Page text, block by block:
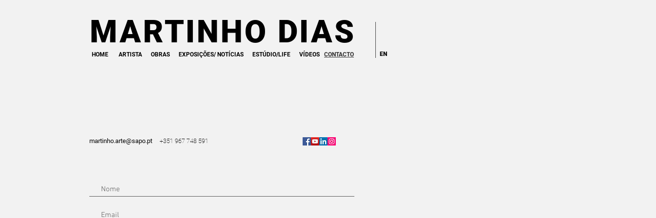
MARTINHO DIAS
HOME ARTISTA OBRAS EXPOSIÇÕES/ NOTÍCIAS ESTÚDIO/LIFE VÍDEOS CONTACTO EN
martinho.arte@sapo.pt +351 967 748 591